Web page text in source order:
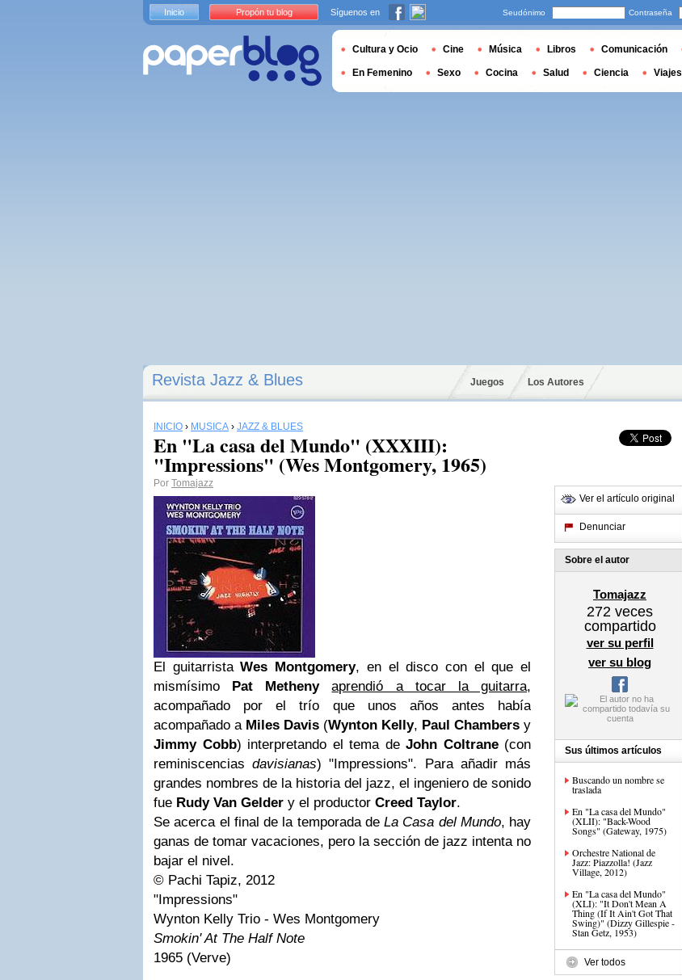
Revista Jazz & Blues Juegos Los Autores
INICIO › MÚSICA › JAZZ & BLUES
En "La casa del Mundo" (XXXIII):
"Impressions" (Wes Montgomery, 1965)
Por Tomajazz
El guitarristaWes Montgomery, en el disco con el que el
mismísimo Pat Metheny aprendió a tocar la guitarra,
acompañado por el trío que unos años antes había
acompañado a Miles Davis (Wynton Kelly, Paul Chambers y
Jimmy Cobb) interpretando el tema de John Coltrane(con
reminiscenciasdavisianas) "Impressions". Para añadir más
grandes nombres de la historia del jazz, el ingeniero de sonido
fue Rudy Van Gelder y el productor Creed Taylor.
Se acerca el final de la temporada de La Casa del Mundo, hay
ganas de tomar vacaciones, pero la sección de jazz intenta no
bajar el nivel.
© Pachi Tapiz, 2012
"Impressions"
Wynton Kelly Trio - Wes Montgomery
Smokin' At The Half Note
1965 (Verve)
Ver el artículo original
Denunciar
Sobre el autor
Tomajazz
272 veces
compartido
ver su perfil
ver su blog
Sus últimos artículos
Buscando un nombre se
traslada
En "La casa del Mundo"
(XLII): "Back-Wood
Songs" (Gateway, 1975)
Orchestre National de
Jazz: Piazzolla! (Jazz
Village, 2012)
En "La casa del Mundo"
(XLI): "It Don't Mean A
Thing (If It Ain't Got That
Swing)" (Dizzy Gillespie -
Stan Getz, 1953)
Ver todos
Inicio Propón tu blog Síguenos en Seudónimo Contraseña
Cultura y Ocio Cine Música Libros Comunicación
En Femenino Sexo Cocina Salud Ciencia Viajes